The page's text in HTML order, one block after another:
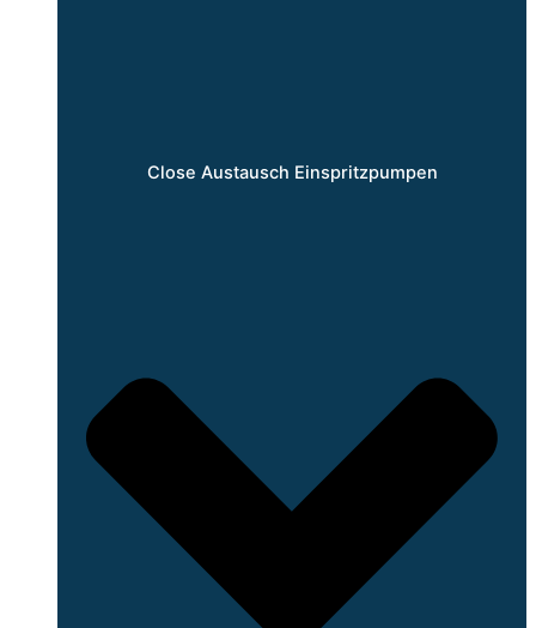
Close Austausch Einspritzpumpen